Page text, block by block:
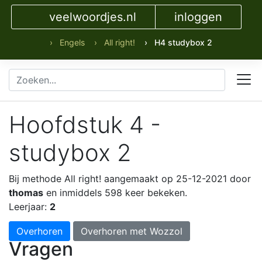
veelwoordjes.nl inloggen
› Engels › All right! › H4 studybox 2
Hoofdstuk 4 -
studybox 2
Bij methode All right! aangemaakt op 25-12-2021 door
thomas en inmiddels 598 keer bekeken.
Leerjaar: 2
Overhoren Overhoren met Wozzol
Vragen